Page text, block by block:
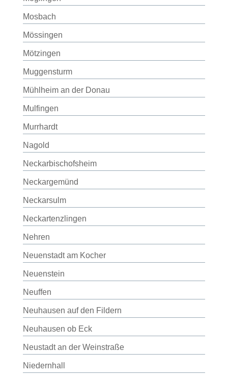
Mosbach
Mössingen
Mötzingen
Muggensturm
Mühlheim an der Donau
Mulfingen
Murrhardt
Nagold
Neckarbischofsheim
Neckargemünd
Neckarsulm
Neckartenzlingen
Nehren
Neuenstadt am Kocher
Neuenstein
Neuffen
Neuhausen auf den Fildern
Neuhausen ob Eck
Neustadt an der Weinstraße
Niedernhall